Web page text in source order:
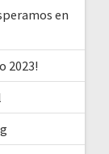
en
2023!